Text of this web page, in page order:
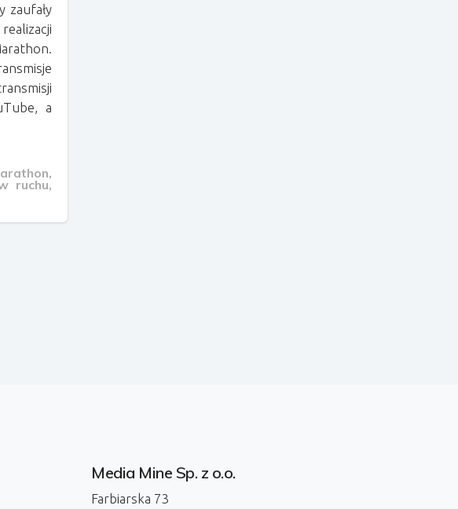
zaufały
a
,
ruchu,
Media Mine Sp. z o.o.
Farbiarska 73